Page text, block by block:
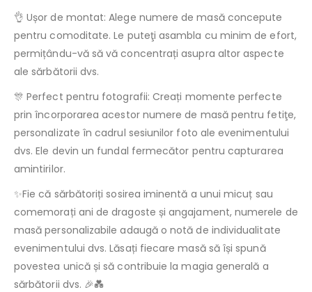
👌 Ușor de montat: Alege numere de masă concepute
pentru comoditate. Le puteţi asambla cu minim de efort,
permițându-vă să vă concentrați asupra altor aspecte
ale sărbătorii dvs.
🎊 Perfect pentru fotografii: Creați momente perfecte
prin încorporarea acestor numere de masă pentru fetiţe,
personalizate în cadrul sesiunilor foto ale evenimentului
dvs. Ele devin un fundal fermecător pentru capturarea
amintirilor.
✨Fie că sărbătoriți sosirea iminentă a unui micuț sau
comemorați ani de dragoste și angajament, numerele de
masă personalizabile adaugă o notă de individualitate
evenimentului dvs. Lăsați fiecare masă să își spună
povestea unică și să contribuie la magia generală a
sărbătorii dvs. 🎉💑